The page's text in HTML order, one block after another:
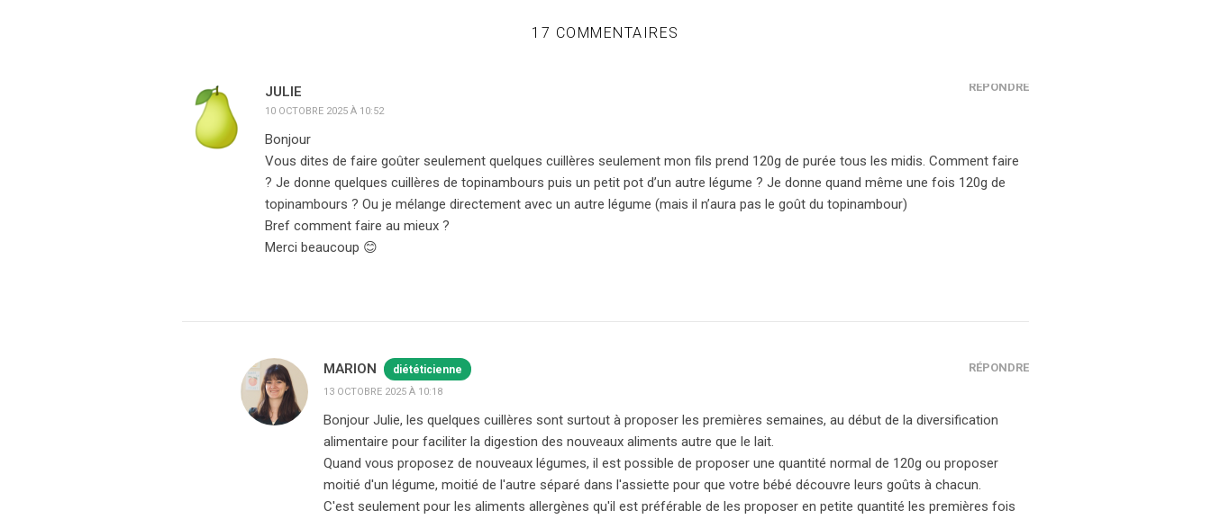
17 COMMENTAIRES
JULIE
10 OCTOBRE 2025 À 10:52
RÉPONDRE
Bonjour
Vous dites de faire goûter seulement quelques cuillères seulement mon fils prend 120g de purée tous les midis. Comment faire
? Je donne quelques cuillères de topinambours puis un petit pot d’un autre légume ? Je donne quand même une fois 120g de
topinambours ? Ou je mélange directement avec un autre légume (mais il n’aura pas le goût du topinambour)
Bref comment faire au mieux ?
Merci beaucoup 😊
MARION diététicienne
13 OCTOBRE 2025 À 10:18
RÉPONDRE
Bonjour Julie, les quelques cuillères sont surtout à proposer les premières semaines, au début de la diversification
alimentaire pour faciliter la digestion des nouveaux aliments autre que le lait.
Quand vous proposez de nouveaux légumes, il est possible de proposer une quantité normal de 120g ou proposer
moitié d'un légume, moitié de l'autre séparé dans l'assiette pour que votre bébé découvre leurs goûts à chacun.
C'est seulement pour les aliments allergènes qu'il est préférable de les proposer en petite quantité les premières fois